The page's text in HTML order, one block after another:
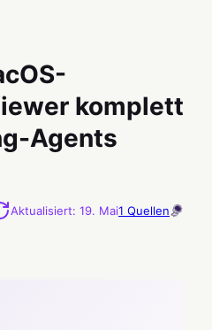
komplett
Agents
Aktualisiert: 19. Mai1 Quellen